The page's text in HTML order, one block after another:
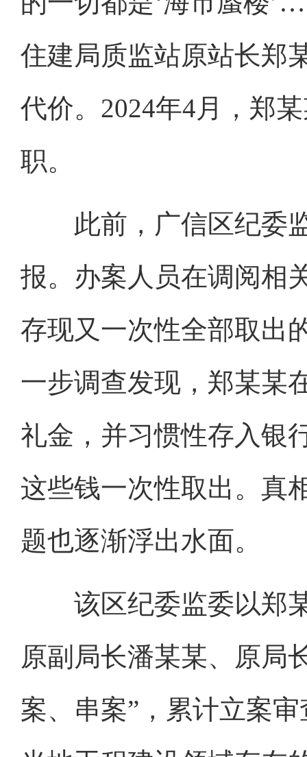
住建局质监站原站长郑
代价。2024年4月，郑
职。
此前，广信区纪委监
报。办案人员在调阅相
存现又一次性全部取出
一步调查发现，郑某某
礼金，并习惯性存入银
这些钱一次性取出。真
题也逐渐浮出水面。
该区纪委监委以郑某
原副局长潘某某、原局
案、串案”，累计立案